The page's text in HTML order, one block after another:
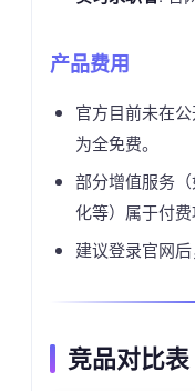
产品费用
官方目前未在
为全免费。
部分增值服务
化等）属于付
建议登录官网
竞品对比表